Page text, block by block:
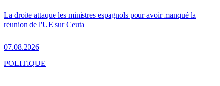
La droite attaque les ministres espagnols pour avoir manqué la
réunion de l'UE sur Ceuta
07.08.2026
POLITIQUE